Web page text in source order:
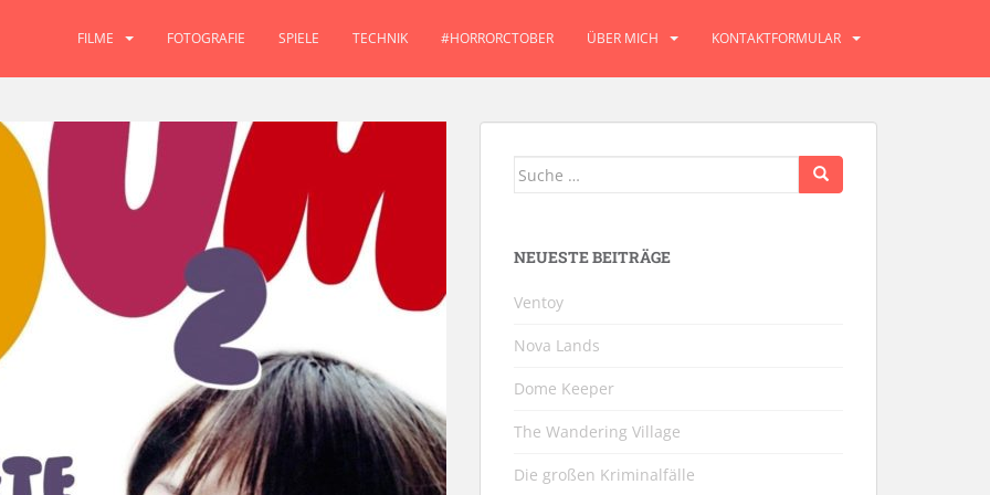
FILME FOTOGRAFIE SPIELE TECHNIK #HORRORCTOBER ÜBER MICH KONTAKTFORMULAR
Suche
NEUESTE BEITRÄGE
Ventoy
Nova Lands
Dome Keeper
The Wandering Village
Die großen Kriminalfälle